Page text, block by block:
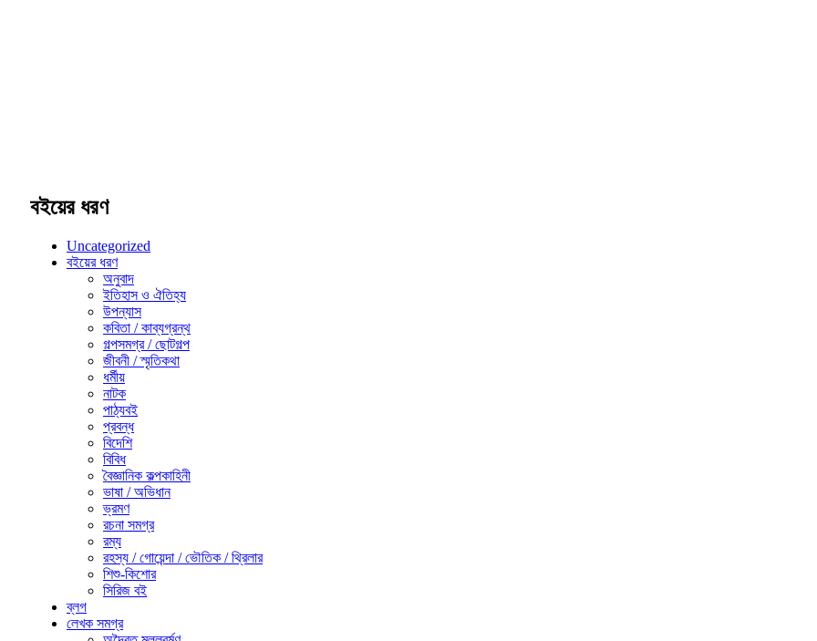
বইয়ের ধরণ
Uncategorized
বইয়ের ধরণ
অনুবাদ
ইতিহাস ও ঐতিহ্য
উপন্যাস
কবিতা / কাব্যগ্রন্থ
গল্পসমগ্র / ছোটগল্প
জীবনী / স্মৃতিকথা
ধর্মীয়
নাটক
পাঠ্যবই
প্রবন্ধ
বিদেশি
বিবিধ
বৈজ্ঞানিক কল্পকাহিনী
ভাষা / অভিধান
ভ্রমণ
রচনা সমগ্র
রম্য
রহস্য / গোয়েন্দা / ভৌতিক / থ্রিলার
শিশু-কিশোর
সিরিজ বই
ব্লগ
লেখক সমগ্র